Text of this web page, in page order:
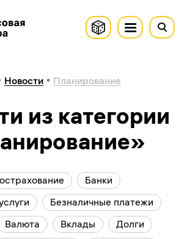
Новости Планирование
из категории
Банки
Безналичные платежи
Валюта Вклады
Долги